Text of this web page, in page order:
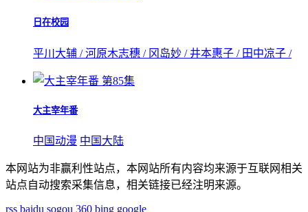
日在校园
平川大辅 / 河原木志穗 / 冈岛妙 / 井本惠子 / 田中凉子 /
第85集
大主宰年番
中国动漫 中国大陆
本网站为非赢利性站点，本网站所有内容均来源于互联网相关
站点自动搜索采集信息，相关链接已经注明来源。
rss baidu sogou 360 bing google